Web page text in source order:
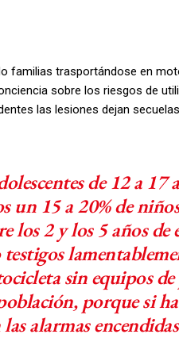
familias trasportándose en
sobre los riesgos de
las lesiones dejan
de 12 a 17
un 15 a 20% de
los 2 y los 5 años de
sin equipos
porque si
alarmas